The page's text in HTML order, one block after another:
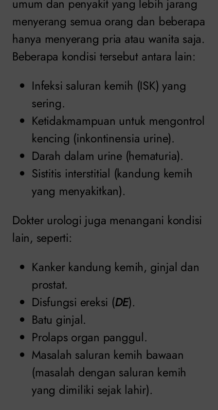
umum dan penyakit yang lebih jarang
menyerang semua orang dan beberapa
hanya menyerang pria atau wanita saja.
Beberapa kondisi tersebut antara lain:
Infeksi saluran kemih (ISK) yang
sering.
Ketidakmampuan untuk mengontrol
kencing (inkontinensia urine).
Darah dalam urine (hematuria).
Sistitis interstitial (kandung kemih
yang menyakitkan).
Dokter urologi juga menangani kondisi
lain, seperti:
Kanker kandung kemih, ginjal dan
prostat.
Disfungsi ereksi (DE).
Batu ginjal.
Prolaps organ panggul.
Masalah saluran kemih bawaan
(masalah dengan saluran kemih
yang dimiliki sejak lahir).